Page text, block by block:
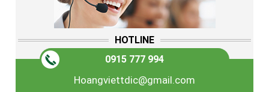
HOTLINE
0915 777 994
Hoangviettdic@gmail.com